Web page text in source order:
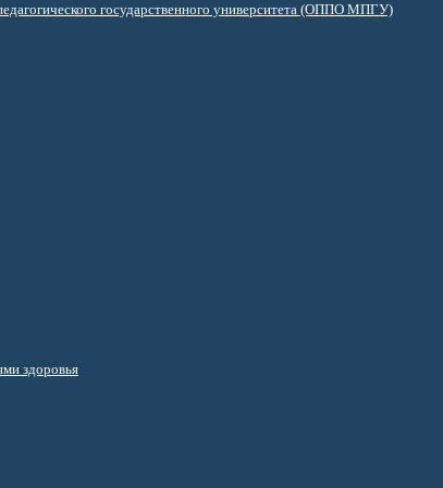
государственного университета (ОППО МПГУ)
здоровья